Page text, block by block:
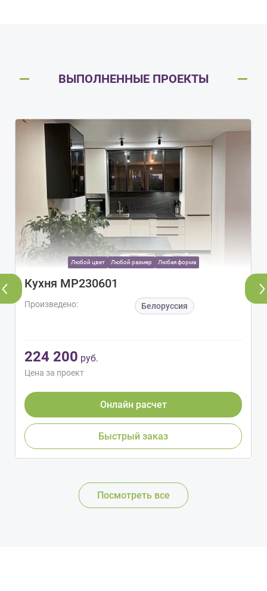
ВЫПОЛНЕННЫЕ ПРОЕКТЫ
Любой цвет Любой размер Любая форма
Кухня МР230601
Произведено: Белоруссия
224 200 руб.
Цена за проект
Онлайн расчет
Быстрый заказ
Посмотреть все